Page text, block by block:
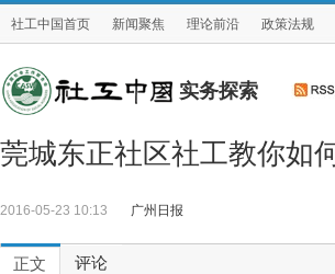
社工中国首页 新闻聚焦 理论前沿 政策法规
实务探索
莞城东正社区社工教你如
2016-05-23 10:13 广州日报
正文 评论